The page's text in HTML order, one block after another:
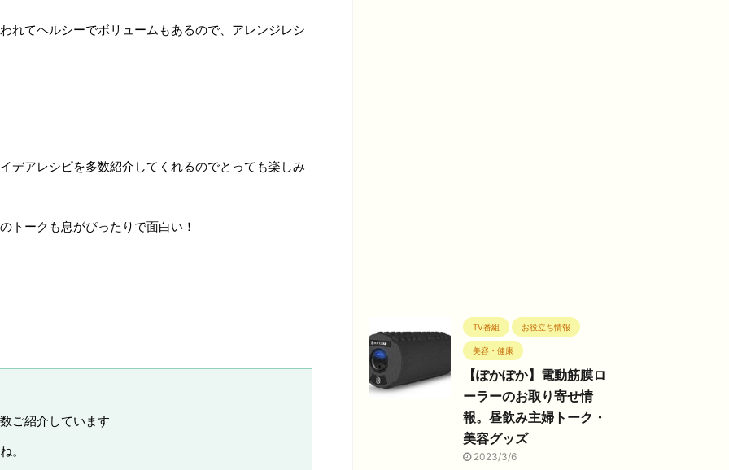
れてヘルシーでボリュームもあるので、アレンジレシ
デアレシピを多数紹介してくれるのでとっても楽しみ
トークも息がぴったりで面白い！
ご紹介しています
。
TV番組 お役立ち情報
美容・健康
【ぽかぽか】電動筋膜ロ
ーラーのお取り寄せ情
報。昼飲み主婦トーク・
美容グッズ
2023/3/6